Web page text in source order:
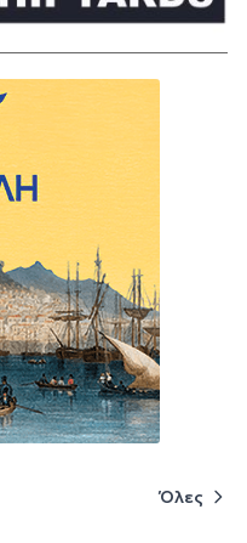
Όλες